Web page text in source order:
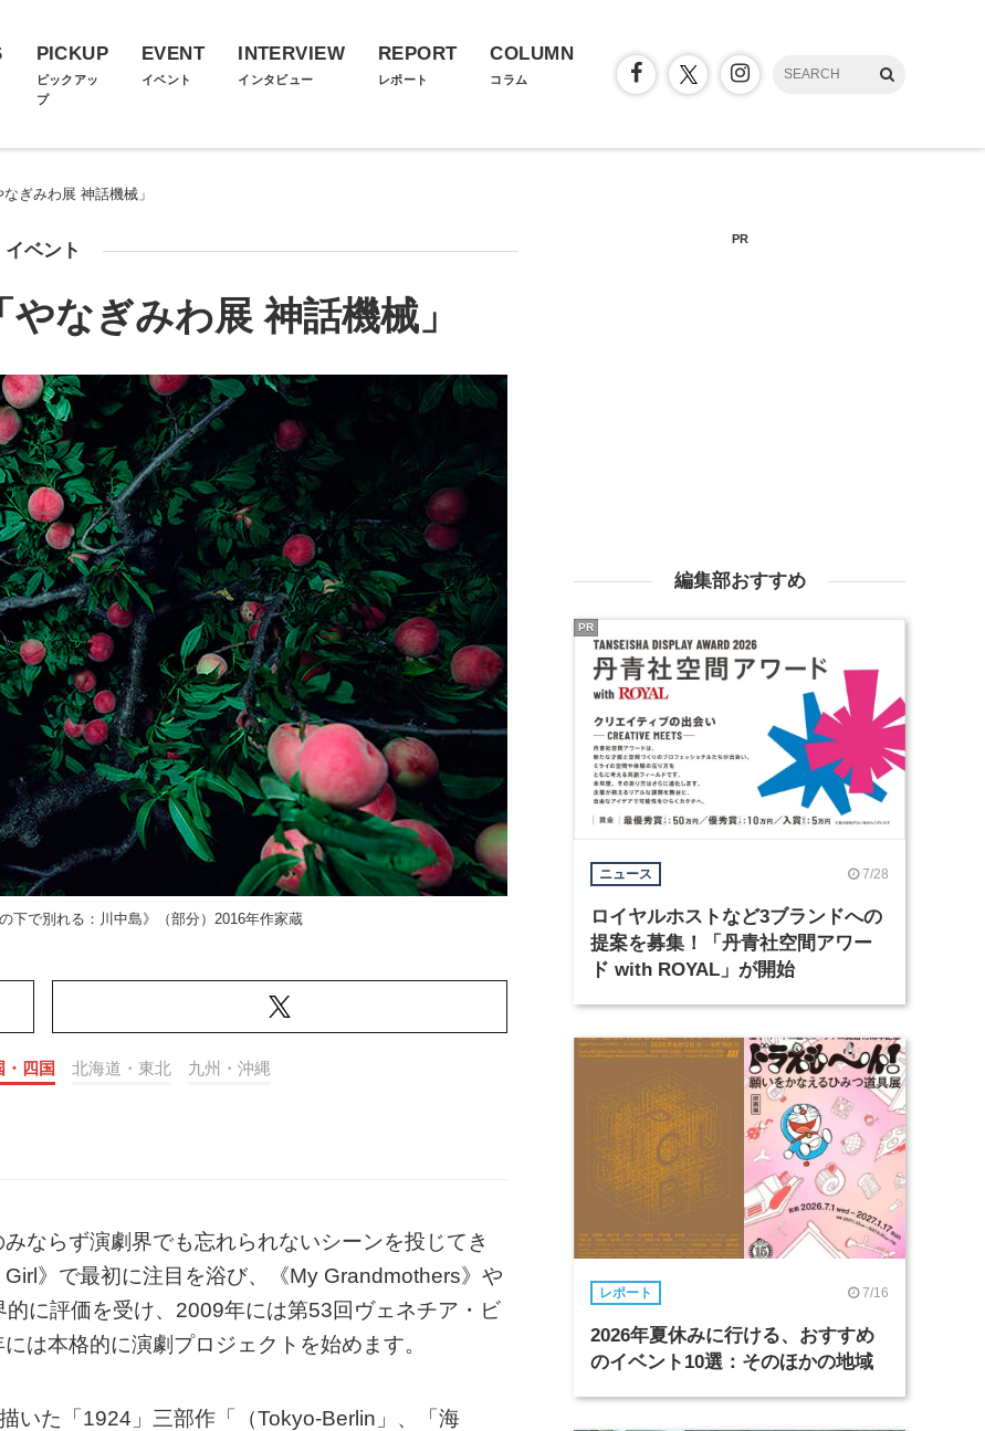
PICKUP
ピックアッ
プ
EVENT
イベント
INTERVIEW
インタビュー
REPORT
レポート
COLUMN
コラム
ぎみわ展 神話機械」
イベント
なぎみわ展 神話機械」
下で別れる：川中島》（部分）2016年作家蔵
・四国 北海道・東北 九州・沖縄
ならず演劇界でも忘れられないシーンを投じてき
》で最初に注目を浴び、《My Grandmothers》や
的に評価を受け、2009年には第53回ヴェネチア・ビ
は本格的に演劇プロジェクトを始めます。
いた「1924」三部作「（Tokyo-Berlin」、「海
PR
編集部おすすめ
ニュース 7/28
ロイヤルホストなど3ブランドへの
提案を募集！「丹青社空間アワー
ド with ROYAL」が開始
PR
レポート 7/16
2026年夏休みに行ける、おすすめ
のイベント10選：そのほかの地域